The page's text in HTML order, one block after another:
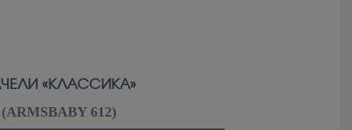
«КЛАССИКА»
(ARMSBABY 612)